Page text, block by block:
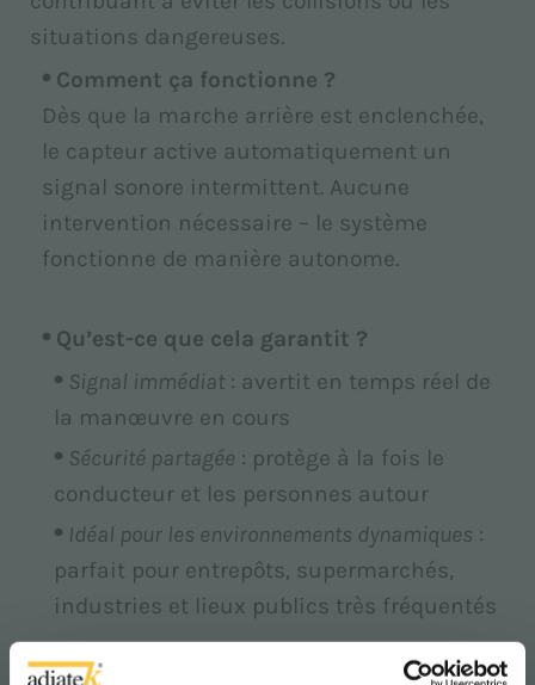
situations dangereuses.
Comment ça fonctionne ?
Dès que la marche arrière est enclenchée,
le capteur active automatiquement un
signal sonore intermittent. Aucune
intervention nécessaire – le système
fonctionne de manière autonome.
Qu’est-ce que cela garantit ?
Signal immédiat : avertit en temps réel de
la manœuvre en cours
Sécurité partagée : protège à la fois le
conducteur et les personnes autour
Idéal pour les environnements dynamiques :
parfait pour entrepôts, supermarchés,
industries et lieux publics très fréquentés